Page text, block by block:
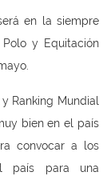
en la siempre
y Equitación
Ranking Mundial
bien en el país
convocar a los
país para una